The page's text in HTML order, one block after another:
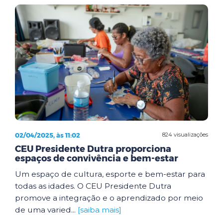
824 visualizações
02/04/2025, às 11:02
CEU Presidente Dutra proporciona
espaços de convivência e bem-estar
Um espaço de cultura, esporte e bem-estar para
todas as idades. O CEU Presidente Dutra
promove a integração e o aprendizado por meio
de uma varied... [saiba mais]